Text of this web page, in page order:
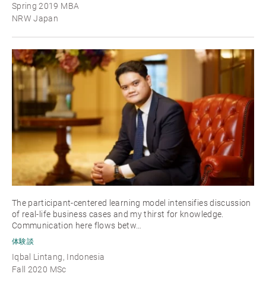
Spring 2019 MBA
NRW Japan
The participant-centered learning model intensifies discussion
of real-life business cases and my thirst for knowledge.
Communication here flows betw…
体験談
Iqbal Lintang, Indonesia
Fall 2020 MSc